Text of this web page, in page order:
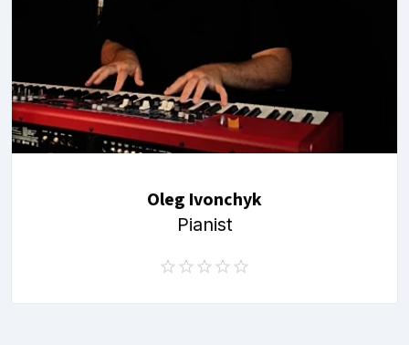
Oleg Ivonchyk
Pianist